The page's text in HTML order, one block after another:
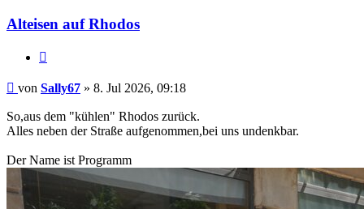
Alteisen auf Rhodos
Beitrag
von Sally67 » 8. Jul 2026, 09:18
So,aus dem "kühlen" Rhodos zurück.
Alles neben der Straße aufgenommen,bei uns undenkbar.
Der Name ist Programm